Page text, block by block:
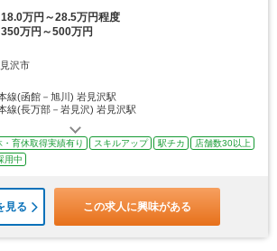
18.0万円～28.5万円程度
350万円～500万円
沢市
線(函館－旭川) 岩見沢駅
線(長万部－岩見沢) 岩見沢駅
・育休取得実績有り スキルアップ 駅チカ
店舗数30以上
用中
見る この求人に興味がある